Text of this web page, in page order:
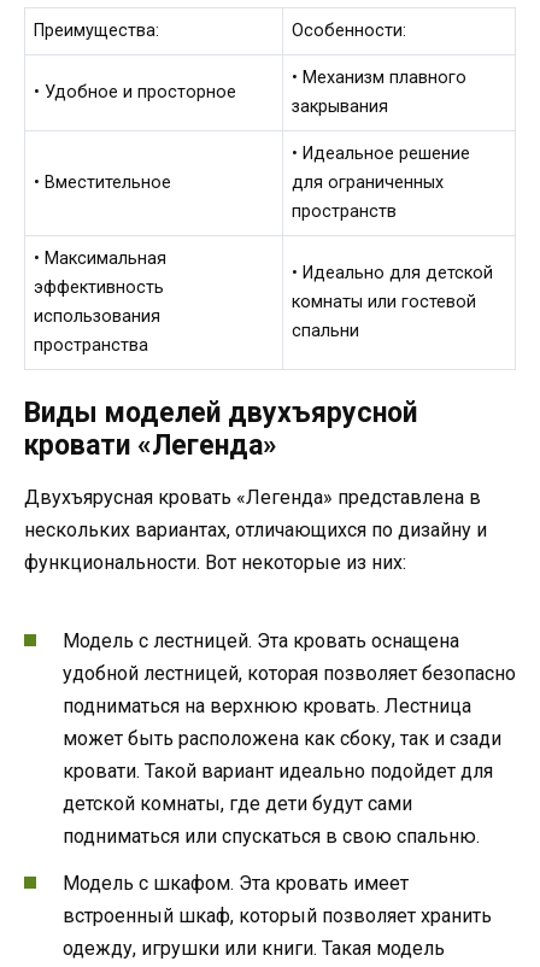
Преимущества: Особенности:
• Удобное и просторное
• Механизм плавного
закрывания
• Вместительное
• Идеальное решение
для ограниченных
пространств
• Максимальная
эффективность
использования
пространства
• Идеально для детской
комнаты или гостевой
спальни
Виды моделей двухъярусной
кровати «Легенда»
Двухъярусная кровать «Легенда» представлена в
нескольких вариантах, отличающихся по дизайну и
функциональности. Вот некоторые из них:
Модель с лестницей. Эта кровать оснащена
удобной лестницей, которая позволяет безопасно
подниматься на верхнюю кровать. Лестница
может быть расположена как сбоку, так и сзади
кровати. Такой вариант идеально подойдет для
детской комнаты, где дети будут сами
подниматься или спускаться в свою спальню.
Модель с шкафом. Эта кровать имеет
встроенный шкаф, который позволяет хранить
одежду, игрушки или книги. Такая модель